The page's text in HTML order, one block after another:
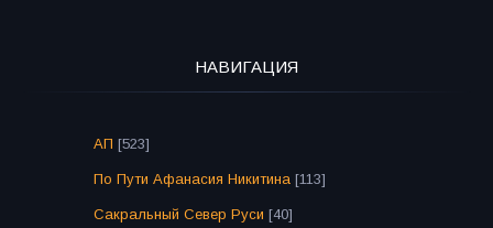
НАВИГАЦИЯ
АП [523]
По Пути Афанасия Никитина [113]
Сакральный Север Руси [40]